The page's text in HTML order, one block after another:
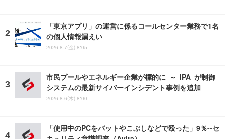
「東京アプリ」の運営に係るコールセンター業務で1名
の個人情報漏えい
2026.8.7(金) 8:05
市民プールやエネルギー企業が標的に ～ IPA が制御
システムの最新サイバーインシデント事例を追加
2026.8.6(木) 8:00
「使用中のPCをバットやこぶしなどで殴った」9％--セ